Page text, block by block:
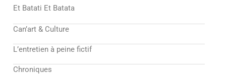
Et Batati Et Batata
Can’art & Culture
L’entretien à peine fictif
Chroniques